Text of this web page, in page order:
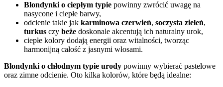
Blondynki o ciepłym typie powinny zwrócić uwagę na
nasycone i ciepłe barwy,
odcienie takie jak karminowa czerwień, soczysta zieleń,
turkus czy beże doskonale akcentują ich naturalny urok,
ciepłe kolory dodają energii oraz witalności, tworząc
harmonijną całość z jasnymi włosami.
Blondynki o chłodnym typie urody powinny wybierać pastelowe
oraz zimne odcienie. Oto kilka kolorów, które będą idealne: